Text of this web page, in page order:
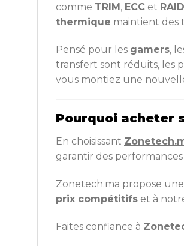
comme TRIM, ECC et
thermique maintient des
Pensé pour les gamers,
transfert sont réduits, les
vous montiez une
Pourquoi acheter
En choisissant
garantir des
Zonetech.ma propose
prix compétitifs et à
Faites confiance à